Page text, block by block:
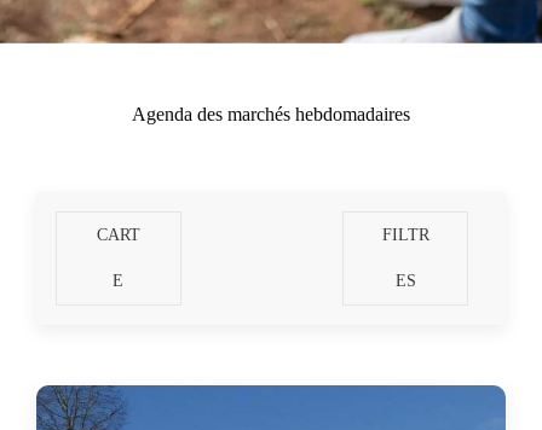
Agenda des marchés hebdomadaires
CART
E
FILTR
ES